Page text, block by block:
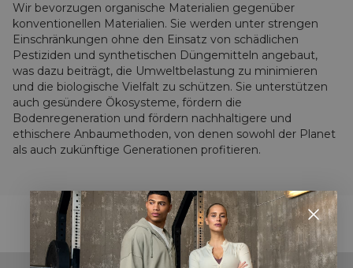
Wir bevorzugen organische Materialien gegenüber
konventionellen Materialien. Sie werden unter strengen
Einschränkungen ohne den Einsatz von schädlichen
Pestiziden und synthetischen Düngemitteln angebaut,
was dazu beiträgt, die Umweltbelastung zu minimieren
und die biologische Vielfalt zu schützen. Sie unterstützen
auch gesündere Ökosysteme, fördern die
Bodenregeneration und fördern nachhaltigere und
ethischere Anbaumethoden, von denen sowohl der Planet
als auch zukünftige Generationen profitieren.
STYLE WITH